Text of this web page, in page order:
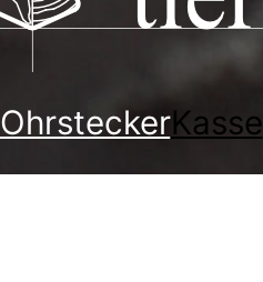
OhrsteckerKasse